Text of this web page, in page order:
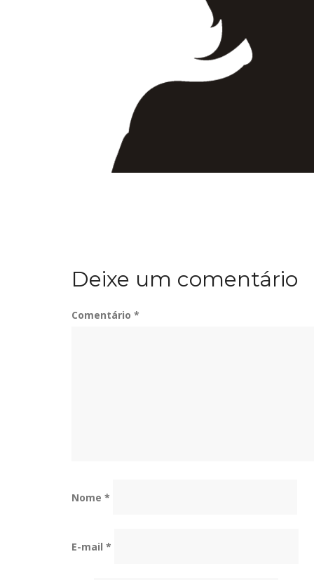
Deixe um comentário
Comentário *
Nome *
E-mail *